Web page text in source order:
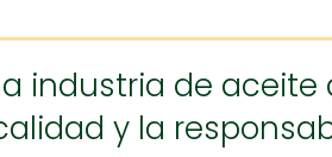
industria de aceite
y la